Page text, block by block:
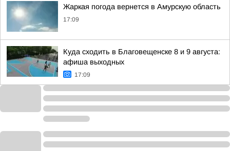
Жаркая погода вернется в Амурскую область
17:09
Куда сходить в Благовещенске 8 и 9 августа:
афиша выходных
17:09